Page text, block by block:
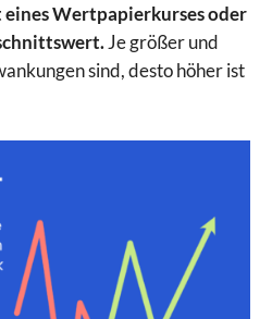
Wertpapierkurses oder
Je größer und
sind, desto höher ist